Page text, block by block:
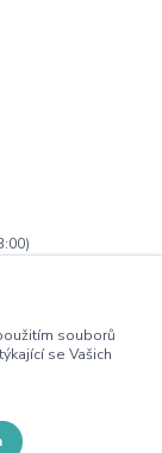
souborů
se Vašich